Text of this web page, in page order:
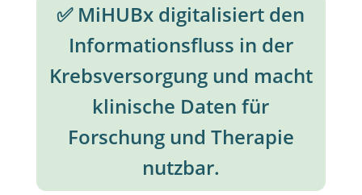
✅ MiHUBx digitalisiert den
Informationsfluss in der
Krebsversorgung und macht
klinische Daten für
Forschung und Therapie
nutzbar.